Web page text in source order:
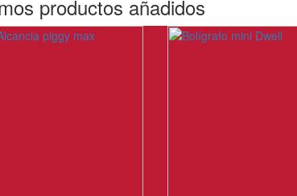
productos añadidos